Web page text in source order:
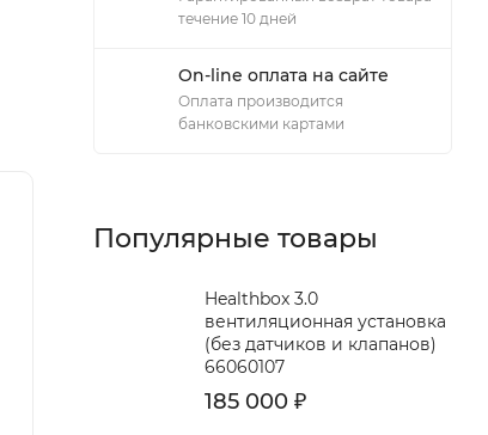
течение 10 дней
On-line оплата на сайте
Оплата производится
банковскими картами
Популярные товары
Healthbox 3.0
вентиляционная установка
(без датчиков и клапанов)
66060107
185 000 ₽